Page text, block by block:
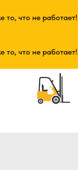
не работает! -
не работает! -